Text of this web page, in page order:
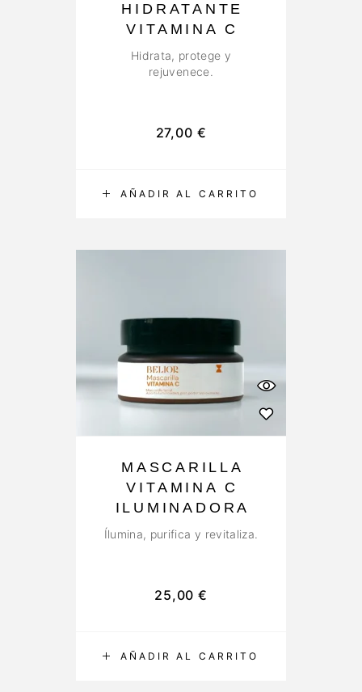
AÑADIR AL CARRITO
HIDRATANTE
VITAMINA C
Hidrata, protege y
rejuvenece.
27,00 €
AÑADIR AL CARRITO
MASCARILLA
VITAMINA C
ILUMINADORA
Ílumina, purifica y revitaliza.
25,00 €